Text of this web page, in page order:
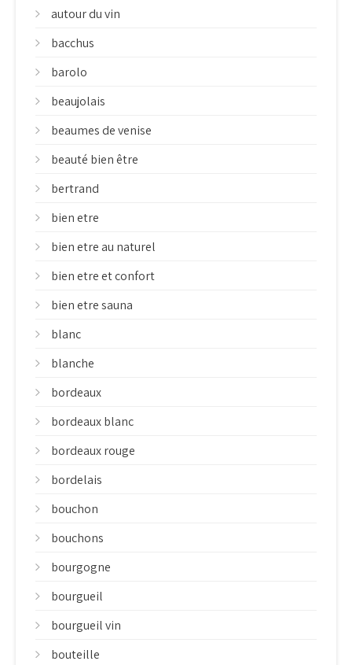
autour du vin
bacchus
barolo
beaujolais
beaumes de venise
beauté bien être
bertrand
bien etre
bien etre au naturel
bien etre et confort
bien etre sauna
blanc
blanche
bordeaux
bordeaux blanc
bordeaux rouge
bordelais
bouchon
bouchons
bourgogne
bourgueil
bourgueil vin
bouteille